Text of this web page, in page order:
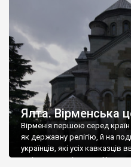
А потім було Хрещення Русі.
Ялта. Вірменська
Вірменія першою серед
як державну релігію, й на
українців, які усіх
є відданими вірянами Христа